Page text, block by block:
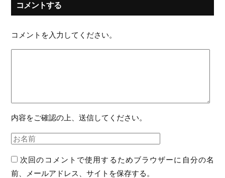
コメントする
コメントを入力してください。
内容をご確認の上、送信してください。
次回のコメントで使用するためブラウザーに自分の名
前、メールアドレス、サイトを保存する。